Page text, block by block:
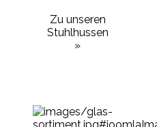
Zu unseren
Stuhlhussen
»